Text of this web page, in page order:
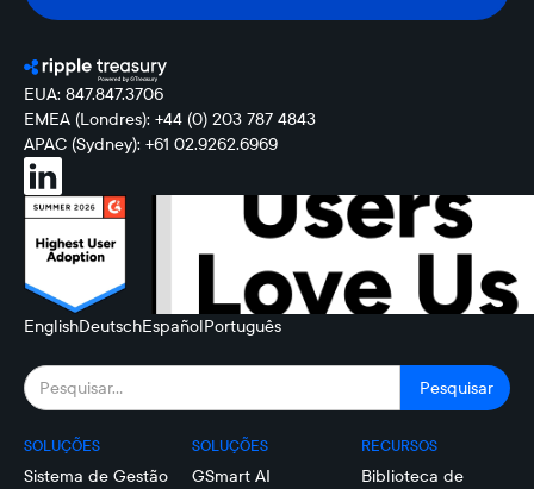
EUA: 847.847.3706
EMEA (Londres): +44 (0) 203 787 4843
APAC (Sydney): +61 02.9262.6969
EnglishDeutschEspañolPortuguês
SOLUÇÕES
Sistema de Gestão
SOLUÇÕES
GSmart AI
RECURSOS
Biblioteca de